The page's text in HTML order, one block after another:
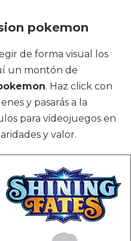
pokemon
de forma visual los
un montón de
. Haz click con
y pasarás a la
para videojuegos en
y valor.